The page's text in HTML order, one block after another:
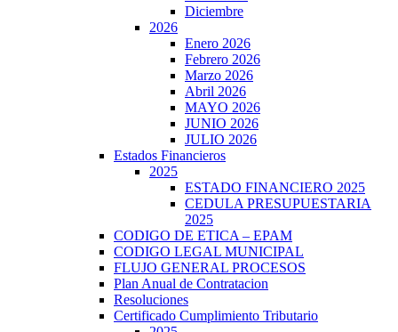
Diciembre
2026
Enero 2026
Febrero 2026
Marzo 2026
Abril 2026
MAYO 2026
JUNIO 2026
JULIO 2026
Estados Financieros
2025
ESTADO FINANCIERO 2025
CEDULA PRESUPUESTARIA
2025
CODIGO DE ETICA – EPAM
CODIGO LEGAL MUNICIPAL
FLUJO GENERAL PROCESOS
Plan Anual de Contratacion
Resoluciones
Certificado Cumplimiento Tributario